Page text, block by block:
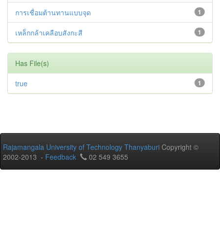
1
การเชื่อมต้านทานแบบจุด
1
เหล็กกล้าเคลือบสังกะสี
Has File(s)
1
true
Rajamangala University of Technology Thanyaburi Copyright ©
2002-2013 - Feedback 02 549 3655